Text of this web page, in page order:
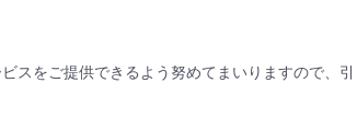
スをご提供できるよう努めてまいりますので、